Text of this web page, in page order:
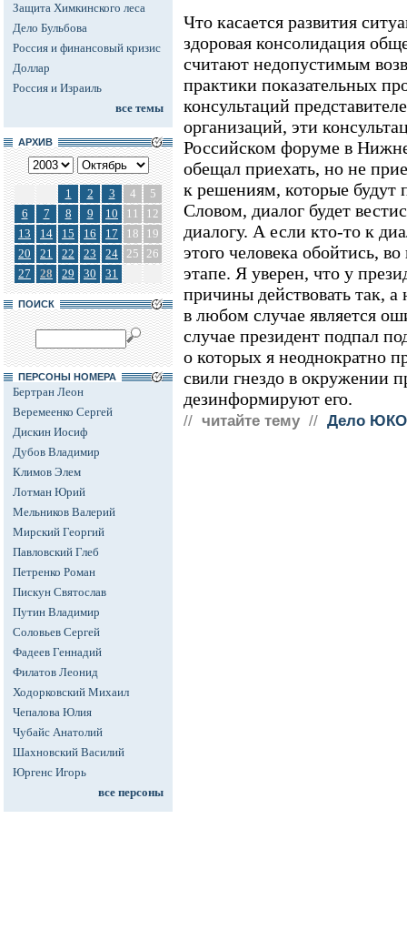
Защита Химкинского леса
Дело Бульбова
Россия и финансовый кризис
Доллар
Россия и Израиль
все темы
АРХИВ
1 2 3 4
5
6
7 8 9 10 11
12
13
14 15 16 17 18
19
20
21 22 23 24 25 26
27
28 29 30 31
ПОИСК
ПЕРСОНЫ НОМЕРА
Бертран Леон
Веремеенко Сергей
Дискин Иосиф
Дубов Владимир
Климов Элем
Лотман Юрий
Мельников Валерий
Мирский Георгий
Павловский Глеб
Петренко Роман
Пискун Святослав
Путин Владимир
Соловьев Сергей
Фадеев Геннадий
Филатов Леонид
Ходорковский Михаил
Чепалова Юлия
Чубайс Анатолий
Шахновский Василий
Юргенс Игорь
все персоны
Что касается развития
здоровая консолидация
считают недопустимым
практики показательных
консультаций
организаций, эти
Российском форуме в
обещал приехать, но не
к решениям, которые будут
Словом, диалог будет
диалогу. А если кто-то к
этого человека обойтись,
этапе. Я уверен, что у
причины действовать так, а
в любом случае является
случае президент подпал
о которых я неоднократно
свили гнездо в окружении
дезинформируют его.
// читайте тему // Дело